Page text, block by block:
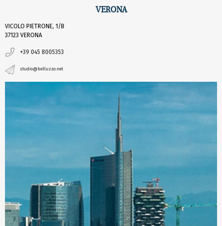
VERONA
VICOLO PIETRONE, 1/B
37123 VERONA
+39 045 8005353
studio@belluzzo.net